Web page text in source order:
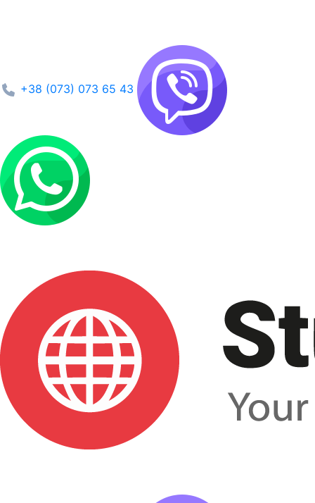
+38 (073) 073 65 43